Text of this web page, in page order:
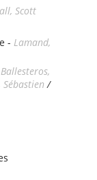
Scott
- Lamand,
Ballesteros,
/